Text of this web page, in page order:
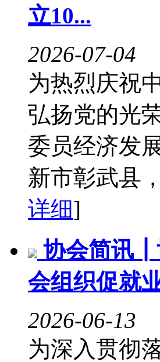
立10...
2026-07-04
为热烈庆祝
弘扬党的光
委员经济发
新市彰武县
详细]
协会简讯┃
会组织促就
2026-06-13
为深入贯彻